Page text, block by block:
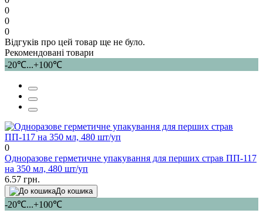
0
0
0
Відгуків про цей товар ще не було.
Рекомендовані товари
-20℃...+100℃
0
Одноразове герметичне упакування для перших страв ПП-117
на 350 мл, 480 шт/уп
6.57 грн.
До кошика
-20℃...+100℃